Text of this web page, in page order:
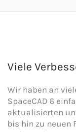
Viele
Wir haben an
SpaceCAD 6
aktualisierten
bis hin zu neuen